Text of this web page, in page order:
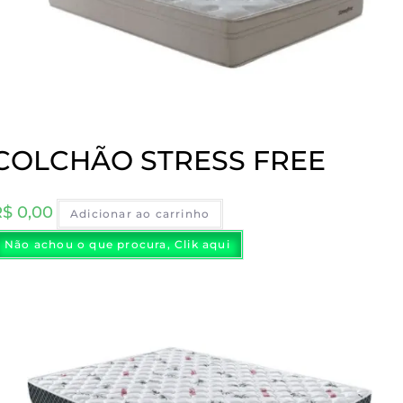
STRESS FREE
0,00 Adicionar ao carrinho
Não achou o que procura, Clik aqui